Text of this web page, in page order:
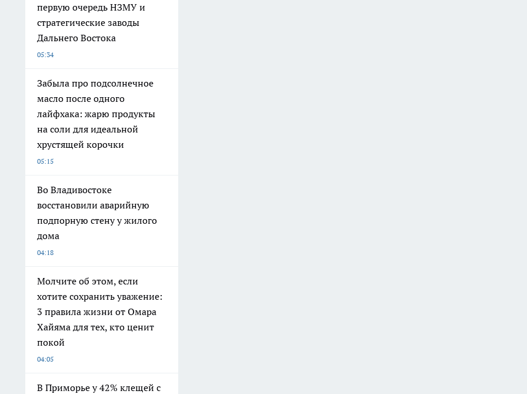
первую очередь НЗМУ и
стратегические заводы
Дальнего Востока
05:34
Забыла про подсолнечное
масло после одного
лайфхака: жарю продукты
на соли для идеальной
хрустящей корочки
05:15
Во Владивостоке
восстановили аварийную
подпорную стену у жилого
дома
04:18
Молчите об этом, если
хотите сохранить уважение:
3 правила жизни от Омара
Хайяма для тех, кто ценит
покой
04:05
В Приморье у 42% клещей с